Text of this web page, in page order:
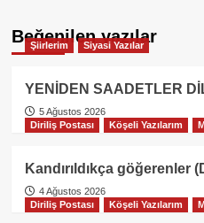
Beğenilen yazılar
Şiirlerim Siyasi Yazılar
YENİDEN SAADETLER
5 Ağustos 2026
Diriliş Postası
Köşeli Yazılarım
Kandırıldıkça göğerenler
4 Ağustos 2026
Diriliş Postası
Köşeli Yazılarım